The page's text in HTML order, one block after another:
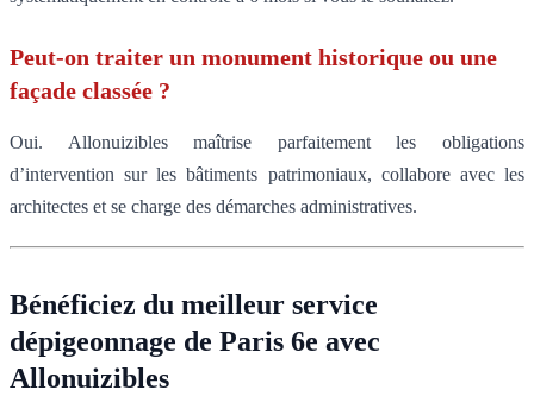
Peut-on traiter un monument historique ou une
façade classée ?
Oui. Allonuizibles maîtrise parfaitement les obligations
d’intervention sur les bâtiments patrimoniaux, collabore avec les
architectes et se charge des démarches administratives.
Bénéficiez du meilleur service
dépigeonnage de Paris 6e avec
Allonuizibles